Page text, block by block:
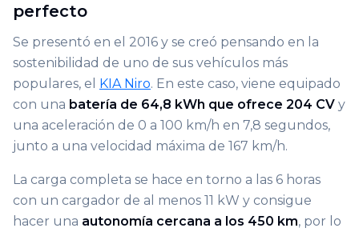
perfecto
Se presentó en el 2016 y se creó pensando en la
sostenibilidad de uno de sus vehículos más
populares, el KIA Niro. En este caso, viene equipado
con una batería de 64,8 kWh que ofrece 204 CV y
una aceleración de 0 a 100 km/h en 7,8 segundos,
junto a una velocidad máxima de 167 km/h.
La carga completa se hace en torno a las 6 horas
con un cargador de al menos 11 kW y consigue
hacer una autonomía cercana a los 450 km, por lo